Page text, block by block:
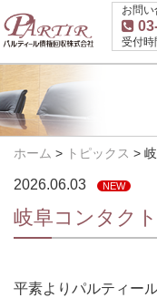
お問
受付
ホーム > トピックス >
2026.06.03 NEW
岐阜コンタク
平素よりパルティー